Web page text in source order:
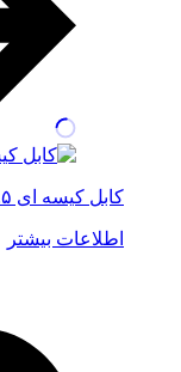
کابل کیسه ای ۱.۵*۲ پرتو الکتریک
اطلاعات بیشتر